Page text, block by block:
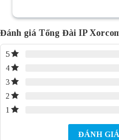
Đánh giá Tổng Đài IP
5
4
3
2
1
ĐÁNH